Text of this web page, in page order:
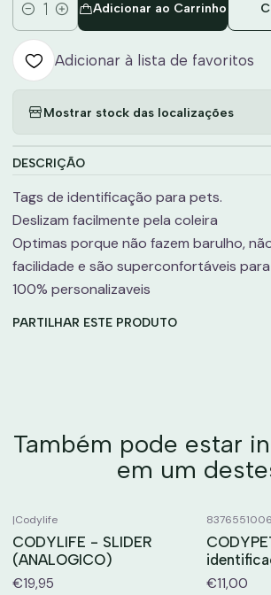
Quantidade
Adicionar ao Carrinho
Adicionar à lista de favoritos
Mostrar stock das localizações
DESCRIÇÃO
Tags de identificação para pets.
Deslizam facilmente pela coleira
Optimas porque não fazem barulho,
facilidade e são superconfortáveis para
100% personalizaveis
PARTILHAR ESTE PRODUTO
Também pode estar
em um
|Codylife
CODYLIFE - SLIDER
(ANALOGICO)
€19,95
€11,00